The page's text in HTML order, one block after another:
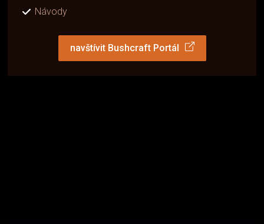
Návody
navštívit Bushcraft Portál